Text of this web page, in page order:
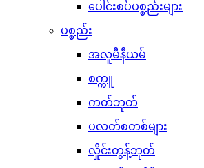
ပေါင်းစပ်ပစ္စည်းများ
ပစ္စည်း
အလူမီနီယမ်
စက္ကူ
ကတ်ဘုတ်
ပလတ်စတစ်များ
လှိုင်းတွန့်ဘုတ်